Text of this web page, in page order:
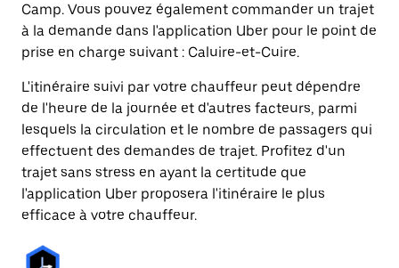
Camp. Vous pouvez également commander un trajet
à la demande dans l'application Uber pour le point de
prise en charge suivant : Caluire-et-Cuire.
L'itinéraire suivi par votre chauffeur peut dépendre
de l'heure de la journée et d'autres facteurs, parmi
lesquels la circulation et le nombre de passagers qui
effectuent des demandes de trajet. Profitez d'un
trajet sans stress en ayant la certitude que
l'application Uber proposera l'itinéraire le plus
efficace à votre chauffeur.